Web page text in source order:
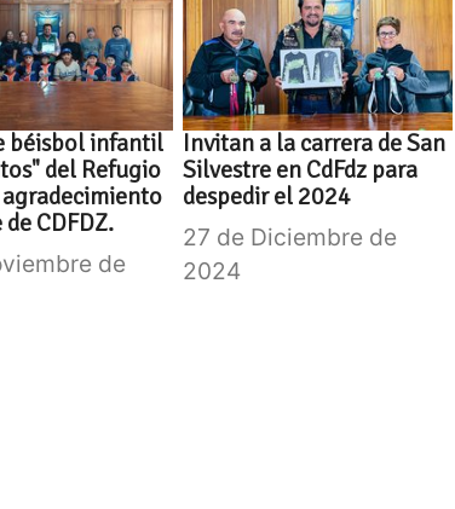
béisbol infantil
del Refugio
CDFDZ.
de
Invitan a la carrera de San
Silvestre en CdFdz para
despedir el 2024
27 de Diciembre de
2024